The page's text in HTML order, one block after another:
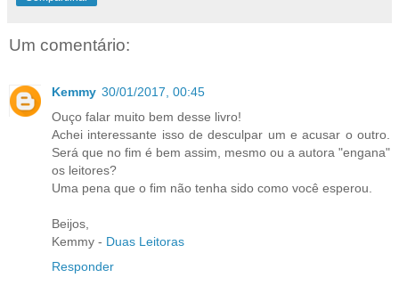
Um comentário:
Kemmy 30/01/2017, 00:45
Ouço falar muito bem desse livro!
Achei interessante isso de desculpar um e acusar o outro.
Será que no fim é bem assim, mesmo ou a autora "engana"
os leitores?
Uma pena que o fim não tenha sido como você esperou.
Beijos,
Kemmy - Duas Leitoras
Responder